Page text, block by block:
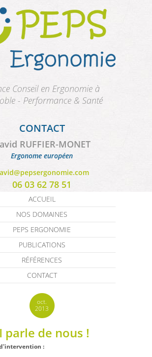
Conseil en Ergonomie à
- Performance & Santé
CONTACT
RUFFIER-MONET
Ergonome européen
06 03 62 78 51
ACCUEIL
NOS DOMAINES
PEPS ERGONOMIE
PUBLICATIONS
RÉFÉRENCES
CONTACT
oct.
2013
parle de nous !
: